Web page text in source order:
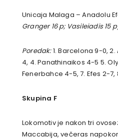
Unicaja Malaga – Anadolu
Granger 16 p; Vasileiadis 15
Poredak:1. Barcelona 9-0,
4, 4. Panathinaikos 4-5 5.
Fenerbahce 4-5, 7. Efes 2-7,
Skupina F
Lokomotiv je nakon tri
Maccabija, večeras